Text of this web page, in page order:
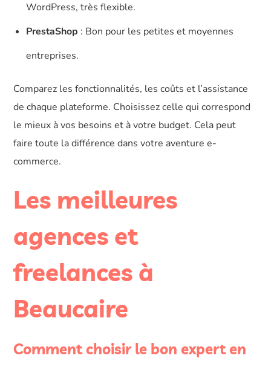
WordPress, très flexible.
PrestaShop : Bon pour les petites et moyennes
entreprises.
Comparez les fonctionnalités, les coûts et l’assistance
de chaque plateforme. Choisissez celle qui correspond
le mieux à vos besoins et à votre budget. Cela peut
faire toute la différence dans votre aventure e-
commerce.
Les meilleures
agences et
freelances à
Beaucaire
Comment choisir le bon expert en